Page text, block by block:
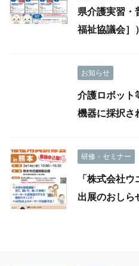
県介護実習・
福祉協議会］
お知らせ
介護ロボット
機器に採択さ
研修・セミナー
「株式会社
出展のおしら